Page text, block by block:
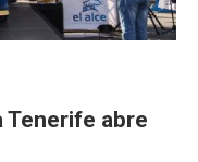
Tenerife abre